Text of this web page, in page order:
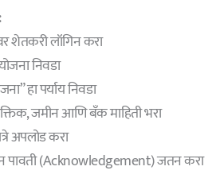
शेतकरी लॉगिन करा
निवडा
हा पर्याय निवडा
जमीन आणि बँक माहिती भरा
अपलोड करा
(Acknowledgement) जतन करा